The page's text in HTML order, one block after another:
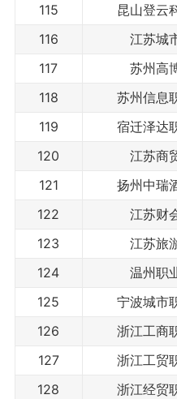
115
昆山登云
116
江苏城
117
苏州高
118
苏州信息
119
宿迁泽达
120
江苏商
121
扬州中瑞
122
江苏财
123
江苏旅
124
温州职
125
宁波城市
126
浙江工商
127
浙江工贸
128
浙江经贸